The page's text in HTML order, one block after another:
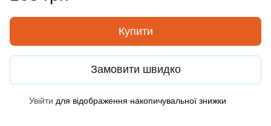
Купити
Замовити швидко
Увійти для відображення накопичувальної знижки